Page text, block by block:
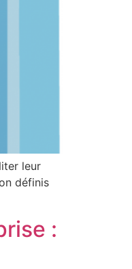
leur
définis
: